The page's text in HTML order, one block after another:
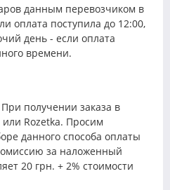
данным перевозчиком в
оплата поступила до 12:00,
день - если оплата
времени.
получении заказа в
Rozetka. Просим
данного способа оплаты
за наложенный
20 грн. + 2% стоимости